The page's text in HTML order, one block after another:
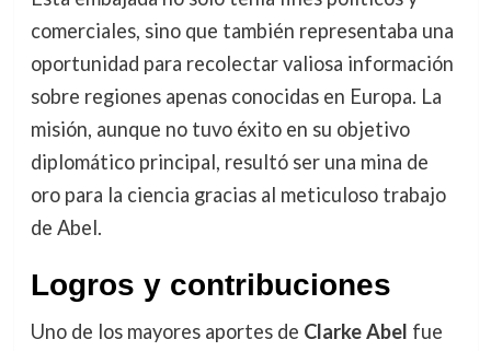
comerciales, sino que también representaba una
oportunidad para recolectar valiosa información
sobre regiones apenas conocidas en Europa. La
misión, aunque no tuvo éxito en su objetivo
diplomático principal, resultó ser una mina de
oro para la ciencia gracias al meticuloso trabajo
de Abel.
Logros y contribuciones
Uno de los mayores aportes de Clarke Abel fue